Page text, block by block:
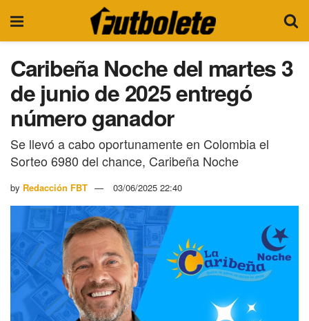
Caribeña Noche del martes 3
de junio de 2025 entregó
número ganador
Se llevó a cabo oportunamente en Colombia el
Sorteo 6980 del chance, Caribeña Noche
by Redacción FBT 03/06/2025 22:40